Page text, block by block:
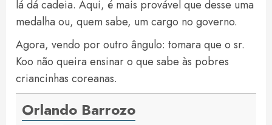
lá dá cadeia. Aqui, é mais provável que desse uma
medalha ou, quem sabe, um cargo no governo.
Agora, vendo por outro ângulo: tomara que o sr.
Koo não queira ensinar o que sabe às pobres
criancinhas coreanas.
Orlando Barrozo